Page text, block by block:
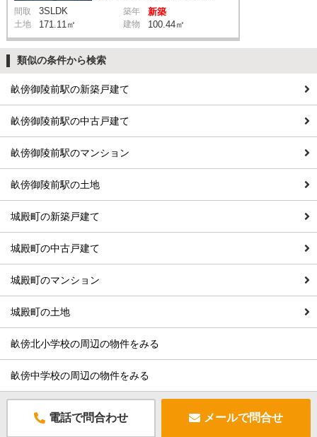
間取 3SLDK 築年 新築
土地 171.11㎡ 建物 100.44㎡
類似の条件から検索
畝傍御陵前駅の新築戸建て
畝傍御陵前駅の中古戸建て
畝傍御陵前駅のマンション
畝傍御陵前駅の土地
城殿町の新築戸建て
城殿町の中古戸建て
城殿町のマンション
城殿町の土地
畝傍北小学校の周辺の物件をみる
畝傍中学校の周辺の物件をみる
電話で問合わせ メールで問合せ